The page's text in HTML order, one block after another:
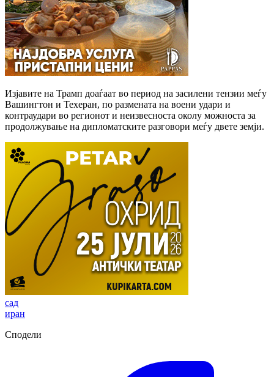
Изјавите на Трамп доаѓаат во период на засилени тензии меѓу
Вашингтон и Техеран, по размената на воени удари и
контраудари во регионот и неизвесноста околу можноста за
продолжување на дипломатските разговори меѓу двете земји.
сад
иран
Сподели